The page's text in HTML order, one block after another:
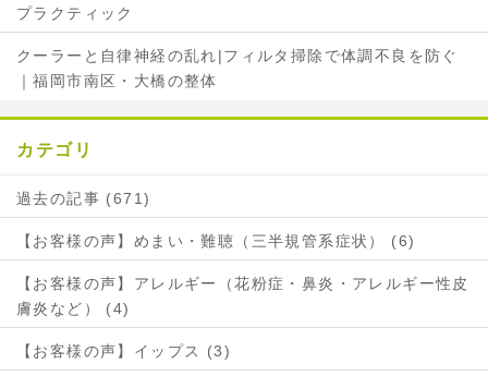
プラクティック
クーラーと自律神経の乱れ|フィルタ掃除で体調不良を防ぐ
｜福岡市南区・大橋の整体
カテゴリ
過去の記事 (671)
【お客様の声】めまい・難聴（三半規管系症状） (6)
【お客様の声】アレルギー（花粉症・鼻炎・アレルギー性皮
膚炎など） (4)
【お客様の声】イップス (3)